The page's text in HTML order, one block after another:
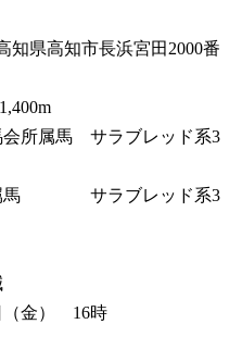
高知市長浜宮田2000番
属馬 サラブレッド系3
ラブレッド系3
金） 16時